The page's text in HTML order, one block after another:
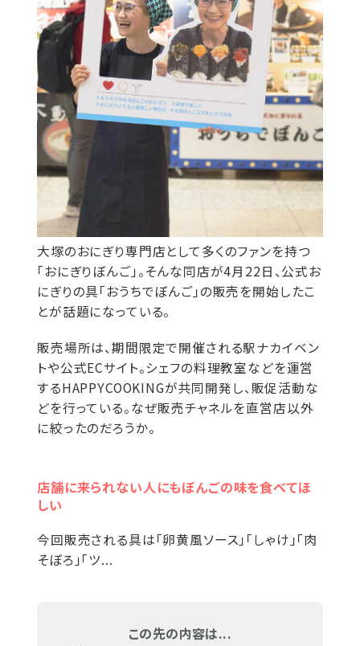
大塚のおにぎり専門店として多くのファンを持つ
「おにぎりぼんご」。そんな同店が4月22日、公式お
にぎりの具「おうちでぼんご」の販売を開始したこ
とが話題になっている。
販売場所は、期間限定で開催される駅ナカイベン
トや公式ECサイト。シェフの料理教室などを運営
するHAPPYCOOKINGが共同開発し、販促活動な
どを行っている。なぜ販売チャネルを直営店以外
に絞ったのだろうか。
店舗に来られない人にもぼんごの味を食べてほ
しい
今回販売される具は「卵黄風ソース」「しゃけ」「肉
そぼろ」「ツ...
この先の内容は...